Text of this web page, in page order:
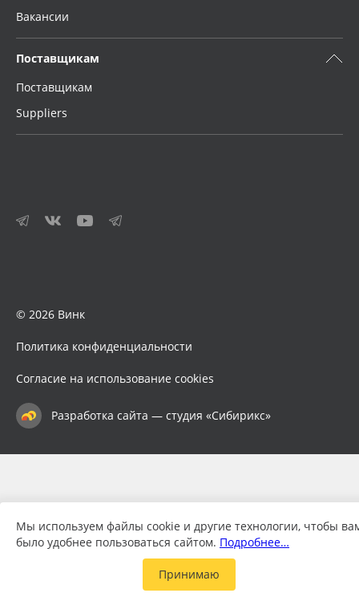
Вакансии
Поставщикам
Поставщикам
Suppliers
© 2026 Винк
Политика конфиденциальности
Согласие на использование cookies
Разработка сайта — студия «Сибирикс»
Мы используем файлы cookie и другие технологии, чтобы
было удобнее пользоваться сайтом. Подробнее…
Принимаю